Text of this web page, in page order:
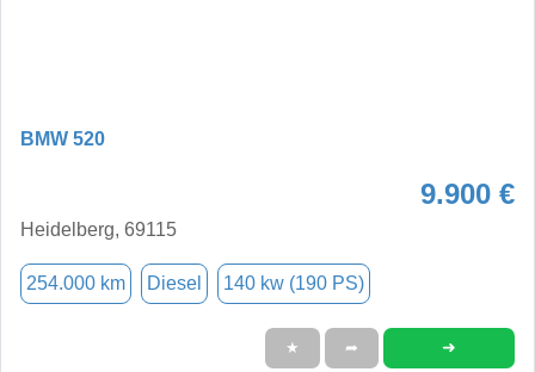
BMW 520
9.900 €
Heidelberg, 69115
254.000 km Diesel 140 kw (190 PS)
★ ➦ ➜